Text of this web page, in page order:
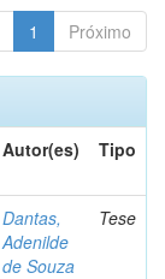
1 Próximo
Autor(es) Tipo
Dantas,
Adenilde
de Souza
Tese